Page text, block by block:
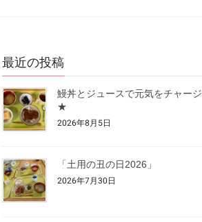
最近の投稿
鰻丼とジュースで元気をチャージ
★
2026年8月5日
「土用の丑の日2026」
2026年7月30日